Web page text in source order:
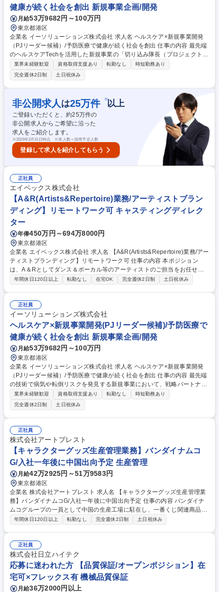
も専門性を深められる/リモート
健康が続く社会を創出 新規事業企画/開発
月給53万9682円～100万円
東京都港区
企業名 イーソリューションズ株式会社 求人名 ヘルスケア×新規事業開発
（PJリーダー候補）/予防医療で健康が続く社会を創出 仕事の内容 最先端
のヘルスケアTechを活用した新規事業の「切り込み隊長（プロジェクトリ
ード）」として、大手企業への出資・協業交渉から、病院での実証実験、
泥臭い共同マーケティングまで全プロセスを自ら牽引します。 ■大手企業
等への出資や資本業務提携を含む協業スキームの直接提案・交渉リード ■
机上の空論で終わらせず、ビジネスモデル策定からサービス実証までを自
ら推進 ■国内外の先端技術を有するテックベンチャーとのアライアンス獲
得 ■病院・介護施設現場に入り込んだ実証実験（PoC）の環境構築と課題
解決 ■パートナー企業とタッグを組んだ共同マーケティングの企画・初期
市場開拓 募集職種 ヘルスケア×新規事業開発（PJリーダー候補）/予防医
療で健康が続く社会を創出
業界未経験歓迎 資格取得支援あり 転勤なし
時短勤務あり
完全週休2日制
土日祝休み
非公開求人 は25万件 ※以上
ご登録いただくと、約25万件の
非公開求人からご希望に沿った
求人をご紹介します。
※2026年3月31日時点 ※求人数＝採用予定人数
登録して求人を紹介してもらう
正社員
エイベックス株式会社
【A&R(Artists&Repertoire)業務/アーティストブラン
ディング】リモートワーク可 キャスティングディレク
ター
年俸450万円～694万8000円
東京都港区
企業名 エイベックス株式会社 求人名 【A&R(Artists&Repertoire)業務/アー
ティストブランディング】リモートワーク可 仕事の内容 本ポジション
は、A＆Rとしてダンス＆ボーカル等のアーティストのご担当をお任せい
たします。担当アーティストにおけるブランディング戦略立案から実行ま
めの企画立案とプロジェクト推進 ■リリースに関する宣伝プランニング ■
ヴィジュアルコンテンツのディレクション（MV・ジャケット・ライヴ映
像等の制作進行） ■リリースに伴う社内編成、素材管理、各部署とのコミ
ュニケーション ※ご経験や適性を鑑みて担当アーティストは決定 募集職
種 【A&R(Artists&Repertoire)業務/アーティストブランディング】リモー
トワーク可
年間休日120日以上 転勤なし 在宅OK 完全週休2日制 土日祝休み
正社員
イーソリューションズ株式会社
ヘルスケア×新規事業開発(PJリーダー候補)/予防医療で
健康が続く社会を創出 新規事業企画/開発
月給53万9682円～100万円
東京都港区
企業名 イーソリューションズ株式会社 求人名 ヘルスケア×新規事業開発
（PJリーダー候補）/予防医療で健康が続く社会を創出 仕事の内容 最先端
の技術で病気や転倒リスクを発見する新規事業において、戦略パートナー
への出資・協業提案から、現場での実証実験、共同マーケティングまで、
自ら泥臭く手を動かし推進する主導者を募集します。 ■未来の社会図（シ
ナリオ）の設計：5～10年後に必要なヘルスケア技術やインフラを考え、
事業構想を自ら練り上げます。 ■協働者を集める：大手企業や病院へ「出
資・協業」の提案を行い、実務の最前線に立ってプロジェクトを立ち上げ
ます。 ■ルール作り：新規事業の実現を阻む規制がある場合は、政府への
働きかけを自ら主導します。 ■プロジェクト推進：利害関係を泥臭く調整
し、合意形成を図り前進させます。 募集職種 ヘルスケア×新規事業開発
（PJリーダー候補）/予防医療で健康が続く社会を創出
業界未経験歓迎 資格取得支援あり 転勤なし
時短勤務あり
完全週休2日制
土日祝休み
正社員
株式会社アートプレスト
【キャラクターグッズ生産管理業務】バンダイナムコ
G/入社一年後に中国出向予定 生産管理
月給42万2925円～51万9583円
東京都港区
企業名 株式会社アートプレスト 求人名 【キャラクターグッズ生産管理業
務】バンダイナムコG/入社一年後に中国出向予定 仕事の内容 バンダイナ
ムコグループの一員として中国の生産工場に駐在し、一番くじ関連商品の
海外生産管理を担当します。目安として入社一年後には中国赴任いただき
整、生産スケジュール管理を行います。経験豊富なスペシャリストからの
指導を受けながら業務を進めていただきます。入社一年は国内で生産管理
を通し商材の理解を進めながら中国へ出張がございます。※出向先は日系
工場のため中国語スキルは不問です。 募集職種 【キャラクターグッズ生
産管理業務】バンダイナムコG/入社一年後に中国出向予定
年間休日120日以上 転勤なし 完全週休2日制 土日祝休み
正社員
株式会社日立ハイテク
応募に迷われた方 【品質保証/オープンポジション】在
宅可×フレックス有 機械品質保証
月給36万2000円以上